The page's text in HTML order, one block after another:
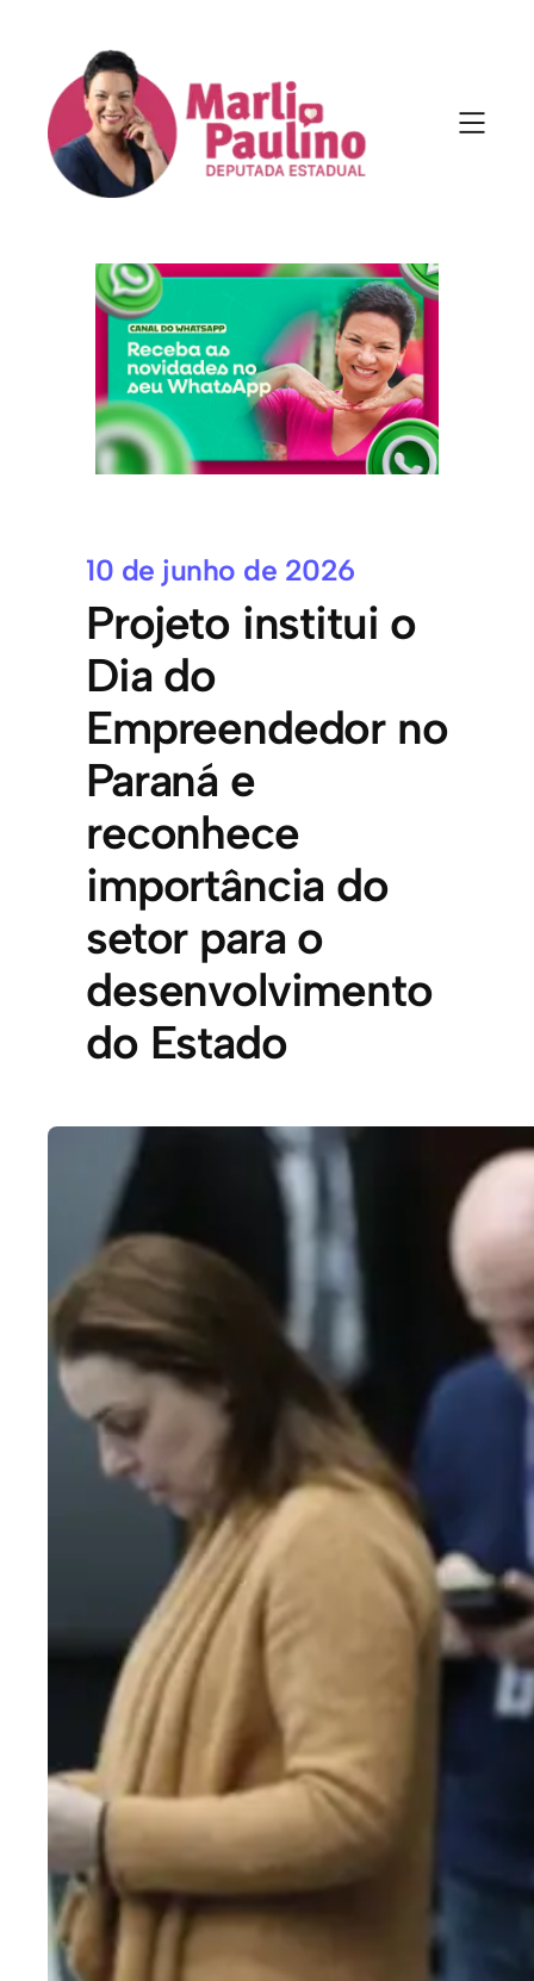
10 de junho de 2026
Projeto institui o
Dia do
Empreendedor no
Paraná e
reconhece
importância do
setor para o
desenvolvimento
do Estado